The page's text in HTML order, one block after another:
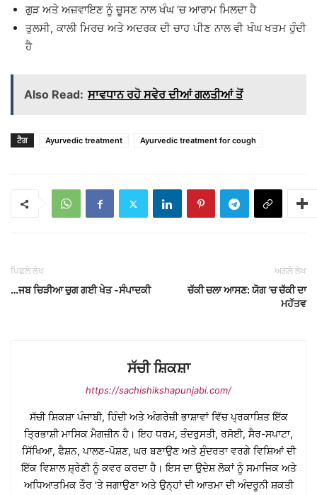
ਗੁੜ ਅਤੇ ਅਜ਼ਵਾਇਣ ਨੂੰ ਚੂਸਣ ਨਾਲ ਖੰਘ ’ਚ ਆਰਾਮ ਮਿਲਦਾ ਹੈ
ਤੁਲਸੀ, ਕਾਲੀ ਮਿਰਚ ਅਤੇ ਅਦਰਕ ਦੀ ਚਾਹ ਪੀਣ ਨਾਲ ਵੀ ਖੰਘ ਖਤਮ ਹੁੰਦੀ
ਹੈ
Also Read: ਸਾਵਧਾਨ ਰਹੋ ਸਵੇਰ ਦੀਆਂ ਗਲਤੀਆਂ ਤੋਂ
ਟੈਗ Ayurvedic treatment Ayurvedic treatment for cough
ਪਿਛਲੇ ਲੇਖ
…ਜਬ ਚਿੜੀਆ ਚੁਗ ਗਈ ਖੇਤ -ਸੰਪਾਦਕੀ
ਅਗਲੇ ਲੇਖ
ਚੱਕੀ ਚਲਾ ਆਸਣ: ਯੋਗ ’ਚ ਚੱਕੀ ਦਾ
ਮਹੱਤਵ
ਸੱਚੀ ਸ਼ਿਕਸ਼ਾ
https://sachishikshapunjabi.com/
ਸੱਚੀ ਸ਼ਿਕਸ਼ਾ ਪੰਜਾਬੀ, ਹਿੰਦੀ ਅਤੇ ਅੰਗਰੇਜ਼ੀ ਭਾਸ਼ਾਵਾਂ ਵਿੱਚ ਪ੍ਰਕਾਸ਼ਿਤ ਇੱਕ
ਤ੍ਰਿਭਾਸ਼ੀ ਮਾਸਿਕ ਮੈਗਜ਼ੀਨ ਹੈ। ਇਹ ਧਰਮ, ਤੰਦਰੁਸਤੀ, ਰਸੋਈ, ਸੈਰ-ਸਪਾਟਾ,
ਸਿੱਖਿਆ, ਫੈਸ਼ਨ, ਪਾਲਣ-ਪੋਸ਼ਣ, ਘਰ ਬਣਾਉਣ ਅਤੇ ਸੁੰਦਰਤਾ ਵਰਗੇ ਵਿਸ਼ਿਆਂ ਦੀ
ਇੱਕ ਵਿਸ਼ਾਲ ਸ਼੍ਰੇਣੀ ਨੂੰ ਕਵਰ ਕਰਦਾ ਹੈ। ਇਸ ਦਾ ਉਦੇਸ਼ ਲੋਕਾਂ ਨੂੰ ਸਮਾਜਿਕ ਅਤੇ
ਅਧਿਆਤਮਿਕ ਤੌਰ 'ਤੇ ਜਗਾਉਣਾ ਅਤੇ ਉਨ੍ਹਾਂ ਦੀ ਆਤਮਾ ਦੀ ਅੰਦਰੂਨੀ ਸ਼ਕਤੀ